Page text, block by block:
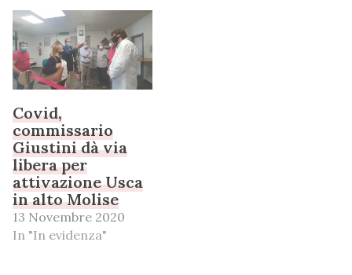
Covid,
commissario
Giustini dà via
libera per
attivazione Usca
in alto Molise
13 Novembre 2020
In "In evidenza"